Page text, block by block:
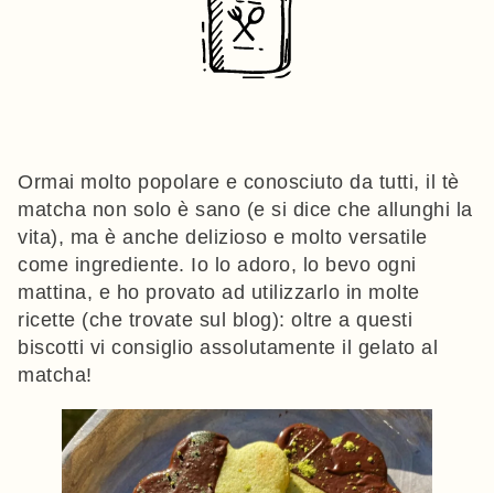
Ormai molto popolare e conosciuto da tutti, il tè
matcha non solo è sano (e si dice che allunghi la
vita), ma è anche delizioso e molto versatile
come ingrediente. Io lo adoro, lo bevo ogni
mattina, e ho provato ad utilizzarlo in molte
ricette (che trovate sul blog): oltre a questi
biscotti vi consiglio assolutamente il gelato al
matcha!